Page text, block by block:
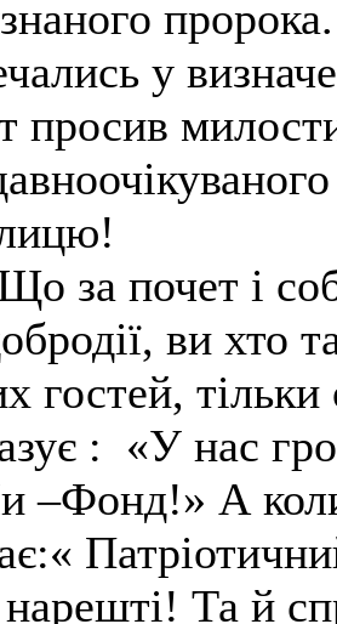
у
просив
за почет і
ви хто
гостей,
: «У нас
–Фонд!» А коли
Та й